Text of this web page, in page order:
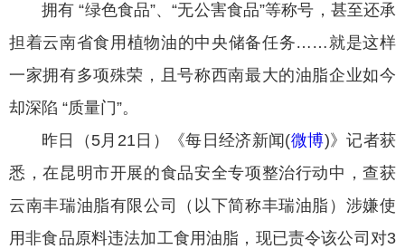
拥有 “绿色食品”、“无公害食品”等称号，甚至还承
担着云南省食用植物油的中央储备任务……就是这样
一家拥有多项殊荣，且号称西南最大的油脂企业如今
却深陷 “质量门”。
昨日（5月21日）《每日经济新闻(微博)》记者获
悉，在昆明市开展的食品安全专项整治行动中，查获
云南丰瑞油脂有限公司（以下简称丰瑞油脂）涉嫌使
用非食品原料违法加工食用油脂，现已责令该公司对3